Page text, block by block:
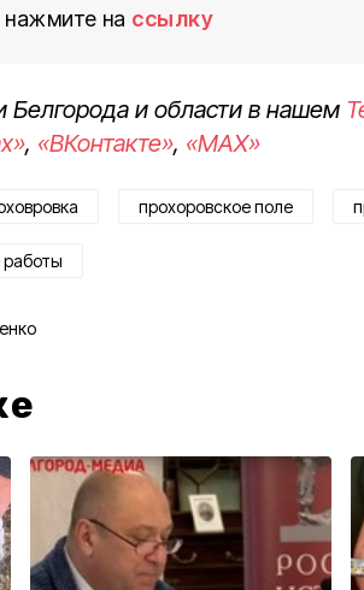
на ссылку
Белгорода и области в нашем
, «ВКонтакте», «MAX»
прохоровское поле
работы